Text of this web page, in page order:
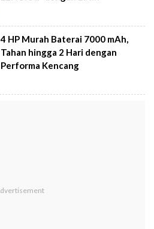
4 HP Murah Baterai 7000 mAh,
Tahan hingga 2 Hari dengan
Performa Kencang